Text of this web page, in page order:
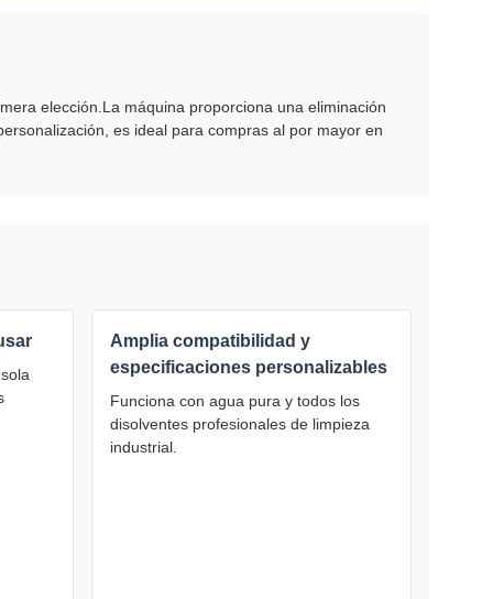
elección.La máquina proporciona una eliminación
es ideal para compras al por mayor en
Amplia compatibilidad y
especificaciones personalizables
Funciona con agua pura y todos los
disolventes profesionales de limpieza
industrial.